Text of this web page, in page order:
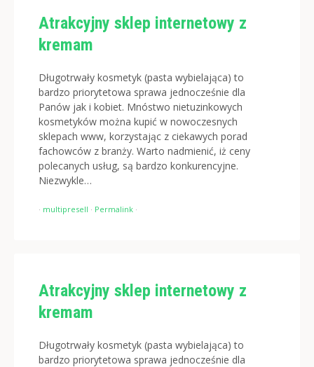
Atrakcyjny sklep internetowy z
kremam
Długotrwały kosmetyk (pasta wybielająca) to
bardzo priorytetowa sprawa jednocześnie dla
Panów jak i kobiet. Mnóstwo nietuzinkowych
kosmetyków można kupić w nowoczesnych
sklepach www, korzystając z ciekawych porad
fachowców z branży. Warto nadmienić, iż ceny
polecanych usług, są bardzo konkurencyjne.
Niezwykle…
· multipresell · Permalink ·
Atrakcyjny sklep internetowy z
kremam
Długotrwały kosmetyk (pasta wybielająca) to
bardzo priorytetowa sprawa jednocześnie dla